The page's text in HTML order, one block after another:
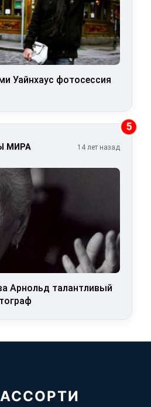
Уайнхаус фотосессия
5
МИРА 14 лет назад
Арнольд талантливый